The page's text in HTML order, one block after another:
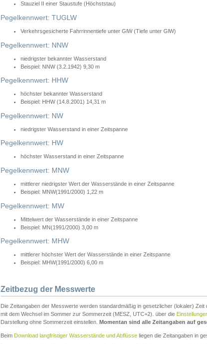
Stauziel II einer Staustufe (Höchststau)
Pegelkennwert: TUGLW
Verkehrsgesicherte Fahrrinnentiefe unter GlW (Tiefe unter GlW)
Pegelkennwert: NNW
niedrigster bekannter Wasserstand
Beispiel: NNW (3.2.1942) 9,30 m
Pegelkennwert: HHW
höchster bekannter Wasserstand
Beispiel: HHW (14.8.2001) 14,31 m
Pegelkennwert: NW
niedrigster Wasserstand in einer Zeitspanne
Pegelkennwert: HW
höchster Wasserstand in einer Zeitspanne
Pegelkennwert: MNW
mittlerer niedrigster Wert der Wasserstände in einer Zeitspanne
Beispiel: MNW(1991/2000) 1,22 m
Pegelkennwert: MW
Mittelwert der Wasserstände in einer Zeitspanne
Beispiel: MN(1991/2000) 3,00 m
Pegelkennwert: MHW
mittlerer höchster Wert der Wasserstände in einer Zeitspanne
Beispiel: MHW(1991/2000) 6,00 m
Zeitbezug der Messwerte
Die Zeitangaben der Messwerte werden standardmäßig in gesetzlicher (lokaler)
mit dem Wechsel im Sommer zur Sommerzeit (MESZ, UTC+2). über die
Darstellung ohne Sommerzeit einstellen. Momentan sind alle Zeitangaben auf
Beim Download langfristiger Wasserstände und Abflüsse liegen die Zeitangaben in